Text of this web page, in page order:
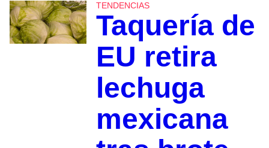
TENDENCIAS
Taquería de
EU retira
lechuga
mexicana